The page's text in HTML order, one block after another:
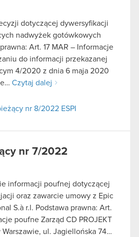
dotyczącej dywersyfikacji
nadwyżek gotówkowych
Art. 17 MAR – Informacje
do informacji przekazanej
4/2020 z dnia 6 maja 2020
Czytaj dalej
nr 8/2022 ESPI
nr 7/2022
informacji poufnej dotyczącej
oraz zawarcie umowy z Epic
S.à r.l. Podstawa prawna: Art.
poufne Zarząd CD PROJEKT
Warszawie, ul. Jagiellońska 74…